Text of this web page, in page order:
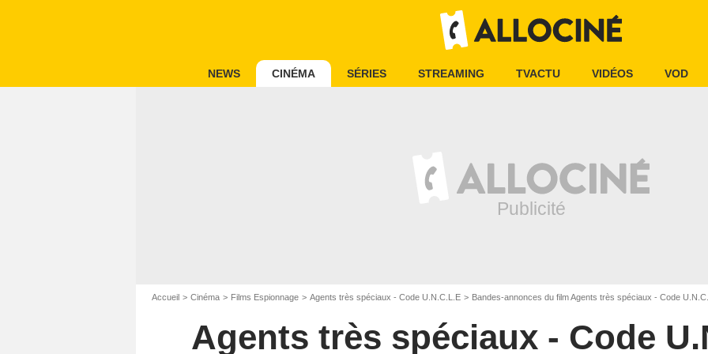
NEWS CINÉMA SÉRIES STREAMING TVACTU VIDÉOS VOD
Accueil Cinéma Films Espionnage Agents très spéciaux - Code U.N.C.L.E Bandes-annonces du film Agents très spéciaux - Code
Agents très spéciaux - Code